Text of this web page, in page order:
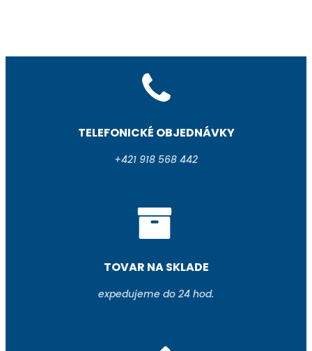
TELEFONICKÉ OBJEDNÁVKY
+421 918 568 442
TOVAR NA SKLADE
expedujeme do 24 hod.